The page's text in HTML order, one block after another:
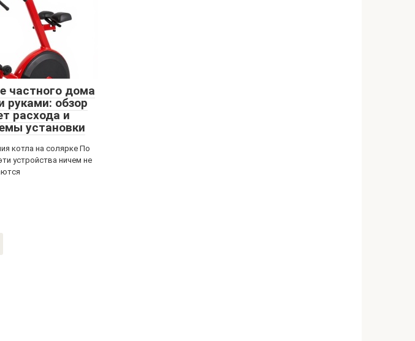
частного дома
руками: обзор
расхода и
установки
котла на солярке По
устройства ничем не